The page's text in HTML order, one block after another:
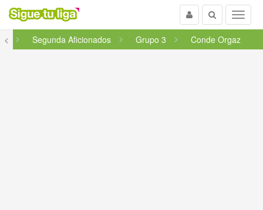
Menu
Buscar
Usuario
<
Segunda Aficionados Grupo 3 Conde Orgaz